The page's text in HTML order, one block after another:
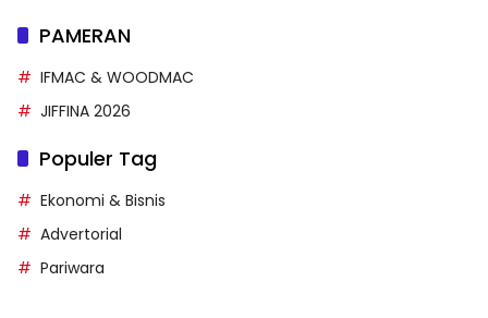
PAMERAN
IFMAC & WOODMAC
JIFFINA 2026
Populer Tag
Ekonomi & Bisnis
Advertorial
Pariwara